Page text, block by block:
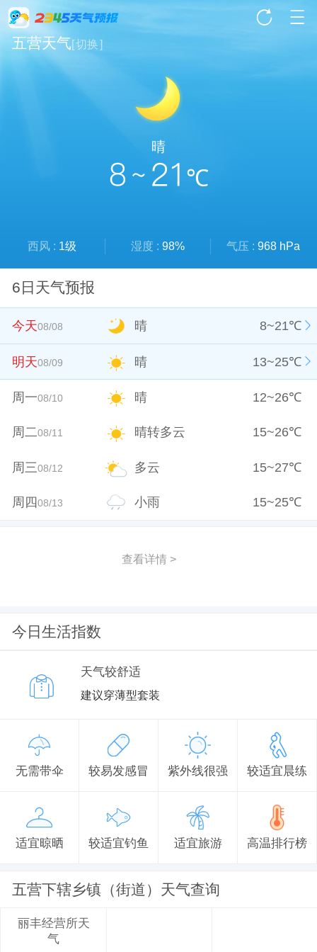
五营天气[切换]
晴
8 ~ 21 ℃
西风 : 1级 湿度 : 98% 气压 : 968 hPa
6日天气预报
今天08/08 晴 8~21℃
明天08/09 晴 13~25℃
周一08/10 晴 12~26℃
周二08/11 晴转多云 15~26℃
周三08/12 多云 15~27℃
周四08/13 小雨 15~25℃
查看详情 >
今日生活指数
天气较舒适
建议穿薄型套装
无需带伞 较易发感冒 紫外线很强 较适宜晨练
适宜晾晒 较适宜钓鱼 适宜旅游 高温排行榜
五营下辖乡镇（街道）天气查询
丽丰经营所天
气